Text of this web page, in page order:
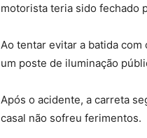
motorista teria sido fechado
Ao tentar evitar a batida
um poste de iluminação
Após o acidente, a carreta
casal não sofreu ferimentos.